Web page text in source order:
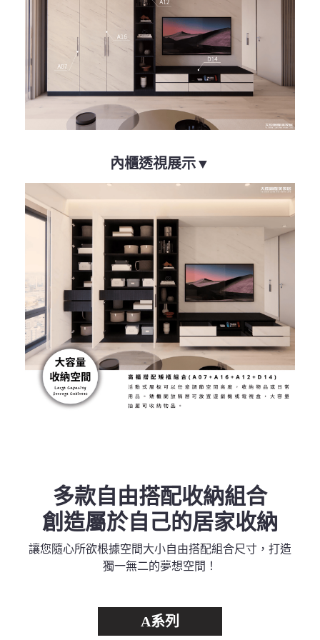
內櫃透視展示▼
多款自由搭配收納組合
創造屬於自己的居家收納
讓您隨心所欲根據空間大小自由搭配組合尺寸，打造
獨一無二的夢想空間！
A系列